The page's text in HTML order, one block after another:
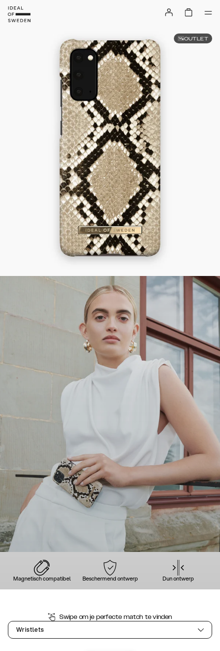
Magnetisch compatibel Beschermend ontwerp Dun ontwerp
Swipe om je perfecte match te vinden
Wristlets
OUTLET